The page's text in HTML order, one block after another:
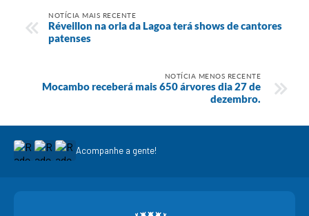
NOTÍCIA MAIS RECENTE
Réveillon na orla da Lagoa terá shows de cantores
patenses
NOTÍCIA MENOS RECENTE
Mocambo receberá mais 650 árvores dia 27 de
dezembro.
Acompanhe a gente!